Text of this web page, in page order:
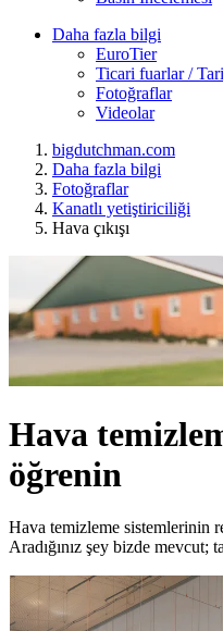
Daha fazla bilgi
EuroTier
Ticari fuarlar /
Fotoğraflar
Videolar
bigdutchman.com
Daha fazla bilgi
Fotoğraflar
Kanatlı yetiştiriciliği
Hava çıkışı
Hava
öğrenin
Hava temizleme sistemlerinin
Aradığınız şey bizde mevcut;